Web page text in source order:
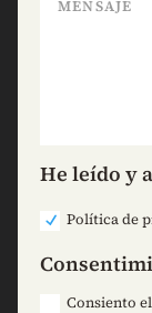
He leído y
Política de
Consiento